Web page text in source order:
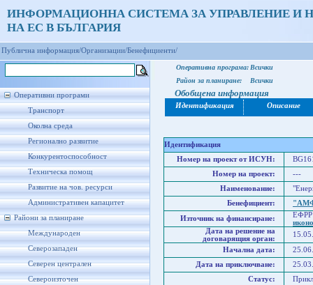
ИНФОРМАЦИОННА СИСТЕМА ЗА УПРАВЛЕНИЕ И
НА ЕС В БЪЛГАРИЯ
Публична информация/Организации/Бенефициенти/
Оперативни програми
Транспорт
Околна среда
Регионално развитие
Конкурентоспособност
Техническа помощ
Развитие на чов. ресурси
Административен капацитет
Райони за планиране
Международен
Северозападен
Северен централен
Североизточен
Оперативна програма: Всички
Район за планиране:
Всички
Обобщена информация
Идентификация Описание
Идентификация
Номер на проект от ИСУН:
Номер на проект:
---
Наименование:
Бенефициент:
Източник на финансиране:
Дата на решение на
договарящия орган:
Начална дата:
Дата на приключване:
Статус: